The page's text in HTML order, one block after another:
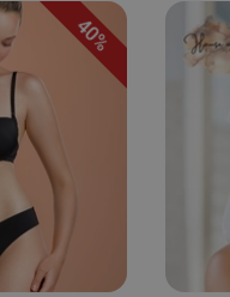
40%